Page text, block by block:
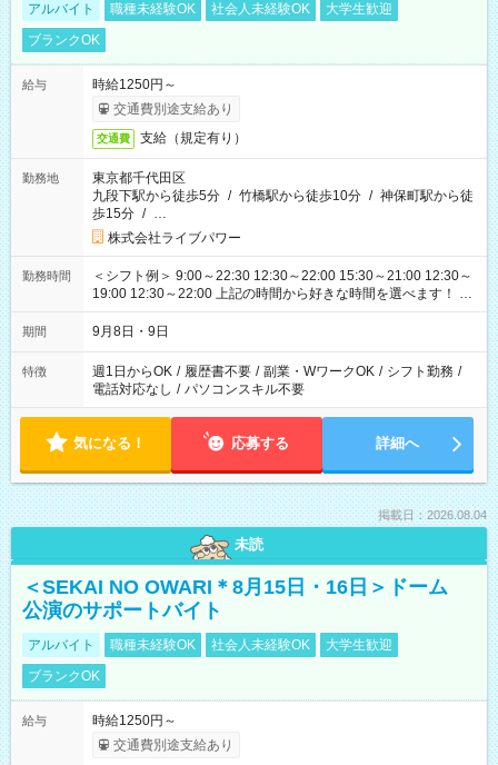
アルバイト 職種未経験OK 社会人未経験OK
大学生歓迎
ブランクOK
給与
時給1250円～
交通費別途支給あり
交通費 支給（規定有り）
勤務地
東京都千代田区
九段下駅から徒歩5分 / 竹橋駅から徒歩10分 / 神保町駅から徒
歩15分 / …
株式会社ライブパワー
勤務時間
＜シフト例＞ 9:00～22:30 12:30～22:00 15:30～21:00 12:30～
19:00 12:30～22:00 上記の時間から好きな時間を選べます！ ※
時間は変更となる可能性があります
期間 9月8日・9日
特徴 週1日からOK / 履歴書不要 / 副業・WワークOK / シフト勤務 /
電話対応なし / パソコンスキル不要
気になる！ 応募する 詳細へ
掲載日：2026.08.04
未読
＜SEKAI NO OWARI＊8月15日・16日＞ドーム
公演のサポートバイト
アルバイト 職種未経験OK 社会人未経験OK
大学生歓迎
ブランクOK
給与
時給1250円～
交通費別途支給あり